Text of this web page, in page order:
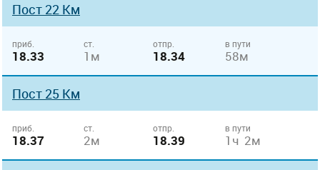
Пост 22 Км
приб.
18.33
ст.
1м
отпр.
18.34
в пути
58м
Пост 25 Км
приб.
18.37
ст.
2м
отпр.
18.39
в пути
1ч 2м